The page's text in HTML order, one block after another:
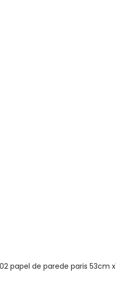
papel de parede paris 53cm